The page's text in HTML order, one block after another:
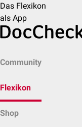
Das Flexikon
als App
Community
Flexikon
Shop